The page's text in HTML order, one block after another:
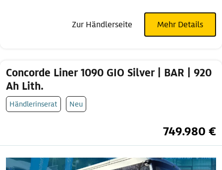
Zur Händlerseite Mehr Details
Concorde Liner 1090 GIO Silver | BAR | 920
Ah Lith.
Händlerinserat Neu
749.980 €